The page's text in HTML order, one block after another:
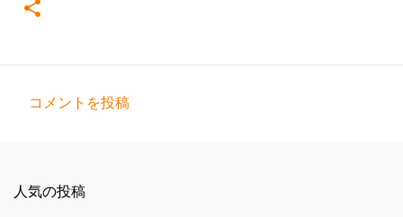
ト
コメントを投稿
人気の投稿